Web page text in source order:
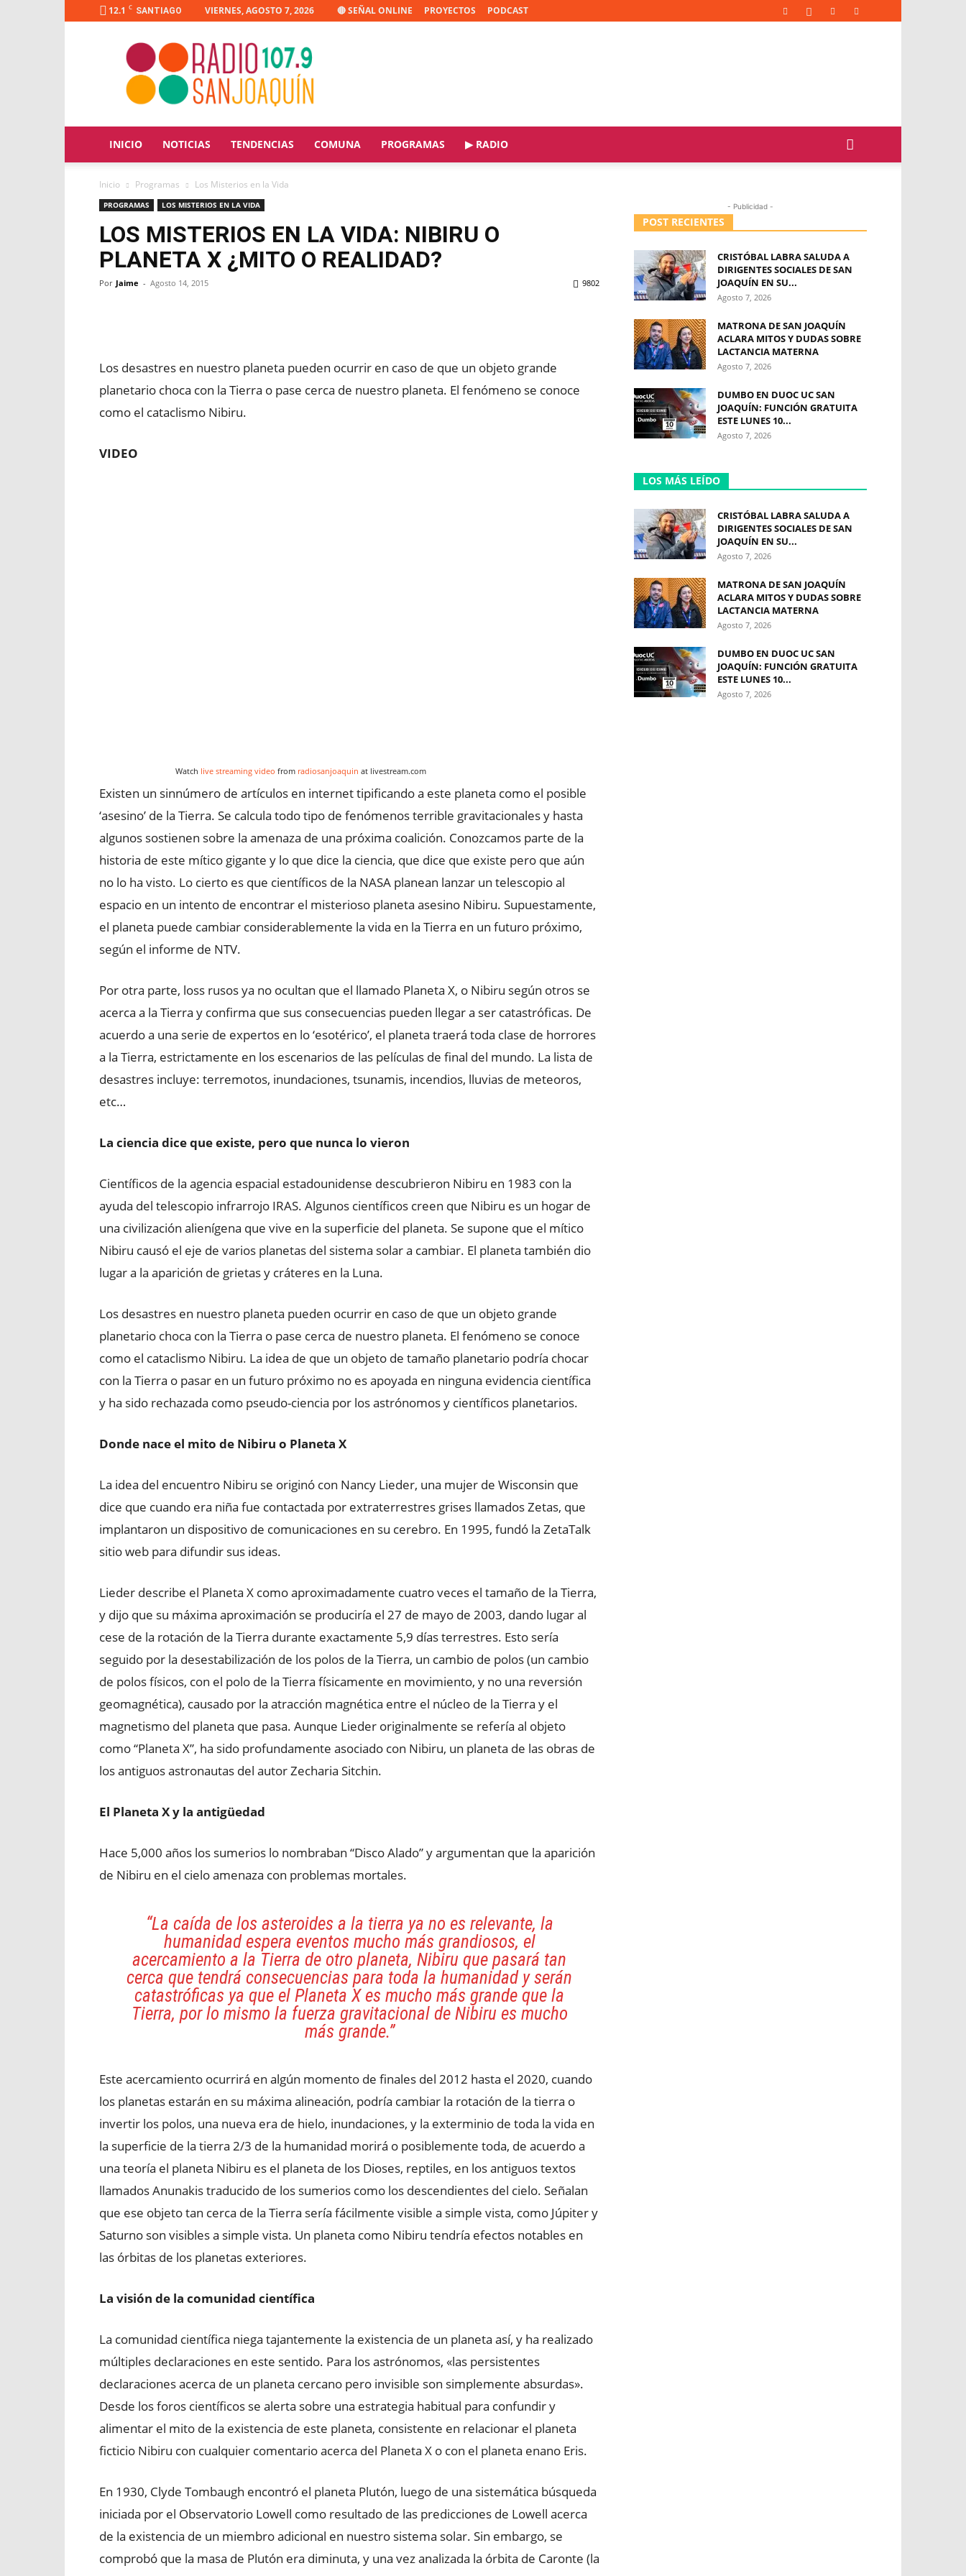
12.1 C SANTIAGO VIERNES, AGOSTO 7, 2026 🔴 SEÑAL ONLINE PROYECTOS PODCAST
Radio
Joaquín
INICIO NOTICIAS TENDENCIAS COMUNA PROGRAMAS ▶ RADIO
Inicio Programas Los Misterios en la Vida
PROGRAMAS LOS MISTERIOS EN LA VIDA
LOS MISTERIOS EN LA VIDA: NIBIRU O
PLANETA X ¿MITO O REALIDAD?
Por Jaime - Agosto 14, 2015 9802
Los desastres en nuestro planeta pueden ocurrir en caso de que un objeto grande
planetario choca con la Tierra o pase cerca de nuestro planeta. El fenómeno se conoce
como el cataclismo Nibiru.
VIDEO
Watch live streaming video from radiosanjoaquin at livestream.com
Existen un sinnúmero de artículos en internet tipificando a este planeta como el posible
‘asesino’ de la Tierra. Se calcula todo tipo de fenómenos terrible gravitacionales y hasta
algunos sostienen sobre la amenaza de una próxima coalición. Conozcamos parte de la
historia de este mítico gigante y lo que dice la ciencia, que dice que existe pero que aún
no lo ha visto. Lo cierto es que científicos de la NASA planean lanzar un telescopio al
espacio en un intento de encontrar el misterioso planeta asesino Nibiru. Supuestamente,
el planeta puede cambiar considerablemente la vida en la Tierra en un futuro próximo,
según el informe de NTV.
Por otra parte, loss rusos ya no ocultan que el llamado Planeta X, o Nibiru según otros se
acerca a la Tierra y confirma que sus consecuencias pueden llegar a ser catastróficas. De
acuerdo a una serie de expertos en lo ‘esotérico’, el planeta traerá toda clase de horrores
a la Tierra, estrictamente en los escenarios de las películas de final del mundo. La lista de
desastres incluye: terremotos, inundaciones, tsunamis, incendios, lluvias de meteoros,
etc…
La ciencia dice que existe, pero que nunca lo vieron
Científicos de la agencia espacial estadounidense descubrieron Nibiru en 1983 con la
ayuda del telescopio infrarrojo IRAS. Algunos científicos creen que Nibiru es un hogar de
una civilización alienígena que vive en la superficie del planeta. Se supone que el mítico
Nibiru causó el eje de varios planetas del sistema solar a cambiar. El planeta también dio
lugar a la aparición de grietas y cráteres en la Luna.
Los desastres en nuestro planeta pueden ocurrir en caso de que un objeto grande
planetario choca con la Tierra o pase cerca de nuestro planeta. El fenómeno se conoce
como el cataclismo Nibiru. La idea de que un objeto de tamaño planetario podría chocar
con la Tierra o pasar en un futuro próximo no es apoyada en ninguna evidencia científica
y ha sido rechazada como pseudo-ciencia por los astrónomos y científicos planetarios.
Donde nace el mito de Nibiru o Planeta X
La idea del encuentro Nibiru se originó con Nancy Lieder, una mujer de Wisconsin que
dice que cuando era niña fue contactada por extraterrestres grises llamados Zetas, que
implantaron un dispositivo de comunicaciones en su cerebro. En 1995, fundó la ZetaTalk
sitio web para difundir sus ideas.
Lieder describe el Planeta X como aproximadamente cuatro veces el tamaño de la Tierra,
y dijo que su máxima aproximación se produciría el 27 de mayo de 2003, dando lugar al
cese de la rotación de la Tierra durante exactamente 5,9 días terrestres. Esto sería
seguido por la desestabilización de los polos de la Tierra, un cambio de polos (un cambio
de polos físicos, con el polo de la Tierra físicamente en movimiento, y no una reversión
geomagnética), causado por la atracción magnética entre el núcleo de la Tierra y el
magnetismo del planeta que pasa. Aunque Lieder originalmente se refería al objeto
como “Planeta X”, ha sido profundamente asociado con Nibiru, un planeta de las obras de
los antiguos astronautas del autor Zecharia Sitchin.
El Planeta X y la antigüedad
Hace 5,000 años los sumerios lo nombraban “Disco Alado” y argumentan que la aparición
de Nibiru en el cielo amenaza con problemas mortales.
“La caída de los asteroides a la tierra ya no es relevante, la
humanidad espera eventos mucho más grandiosos, el
acercamiento a la Tierra de otro planeta, Nibiru que pasará tan
cerca que tendrá consecuencias para toda la humanidad y serán
catastróficas ya que el Planeta X es mucho más grande que la
Tierra, por lo mismo la fuerza gravitacional de Nibiru es mucho
más grande.”
Este acercamiento ocurrirá en algún momento de finales del 2012 hasta el 2020, cuando
los planetas estarán en su máxima alineación, podría cambiar la rotación de la tierra o
invertir los polos, una nueva era de hielo, inundaciones, y la exterminio de toda la vida en
la superficie de la tierra 2/3 de la humanidad morirá o posiblemente toda, de acuerdo a
una teoría el planeta Nibiru es el planeta de los Dioses, reptiles, en los antiguos textos
llamados Anunakis traducido de los sumerios como los descendientes del cielo. Señalan
que ese objeto tan cerca de la Tierra sería fácilmente visible a simple vista, como Júpiter y
Saturno son visibles a simple vista. Un planeta como Nibiru tendría efectos notables en
las órbitas de los planetas exteriores.
La visión de la comunidad científica
La comunidad científica niega tajantemente la existencia de un planeta así, y ha realizado
múltiples declaraciones en este sentido. Para los astrónomos, «las persistentes
declaraciones acerca de un planeta cercano pero invisible son simplemente absurdas».
Desde los foros científicos se alerta sobre una estrategia habitual para confundir y
alimentar el mito de la existencia de este planeta, consistente en relacionar el planeta
ficticio Nibiru con cualquier comentario acerca del Planeta X o con el planeta enano Eris.
En 1930, Clyde Tombaugh encontró el planeta Plutón, luego de una sistemática búsqueda
iniciada por el Observatorio Lowell como resultado de las predicciones de Lowell acerca
de la existencia de un miembro adicional en nuestro sistema solar. Sin embargo, se
comprobó que la masa de Plutón era diminuta, y una vez analizada la órbita de Caronte (la
- Publicidad -
POST RECIENTES
CRISTÓBAL LABRA SALUDA A
DIRIGENTES SOCIALES DE SAN
JOAQUÍN EN SU...
Agosto 7, 2026
MATRONA DE SAN JOAQUÍN
ACLARA MITOS Y DUDAS SOBRE
LACTANCIA MATERNA
Agosto 7, 2026
DUMBO EN DUOC UC SAN
JOAQUÍN: FUNCIÓN GRATUITA
ESTE LUNES 10...
Agosto 7, 2026
LOS MÁS LEÍDO
CRISTÓBAL LABRA SALUDA A
DIRIGENTES SOCIALES DE SAN
JOAQUÍN EN SU...
Agosto 7, 2026
MATRONA DE SAN JOAQUÍN
ACLARA MITOS Y DUDAS SOBRE
LACTANCIA MATERNA
Agosto 7, 2026
DUMBO EN DUOC UC SAN
JOAQUÍN: FUNCIÓN GRATUITA
ESTE LUNES 10...
Agosto 7, 2026